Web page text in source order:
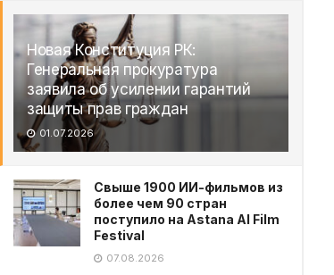
Новая Конституция РК:
Генеральная прокуратура
заявила об усилении гарантий
защиты прав граждан
01.07.2026
Свыше 1900 ИИ-фильмов из
более чем 90 стран
поступило на Astana AI Film
Festival
07.08.2026